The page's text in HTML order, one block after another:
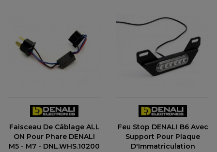
Faisceau De Câblage ALL
ON Pour Phare DENALI
M5 - M7 - DNL.WHS.10200
Feu Stop DENALI B6 Avec
Support Pour Plaque
D'Immatriculation